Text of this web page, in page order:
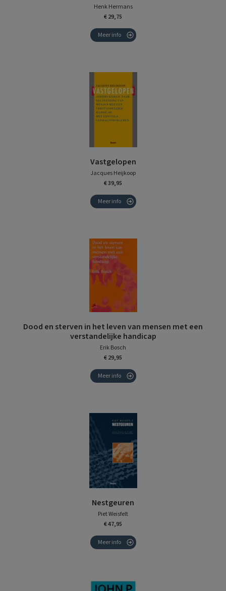
Henk Hermans
€ 29,75
Meer info
Vastgelopen
Jacques Heijkoop
€ 39,95
Meer info
Dood en sterven in het leven van mensen met een
verstandelijke handicap
Erik Bosch
€ 29,95
Meer info
Nestgeuren
Piet Weisfelt
€ 47,95
Meer info